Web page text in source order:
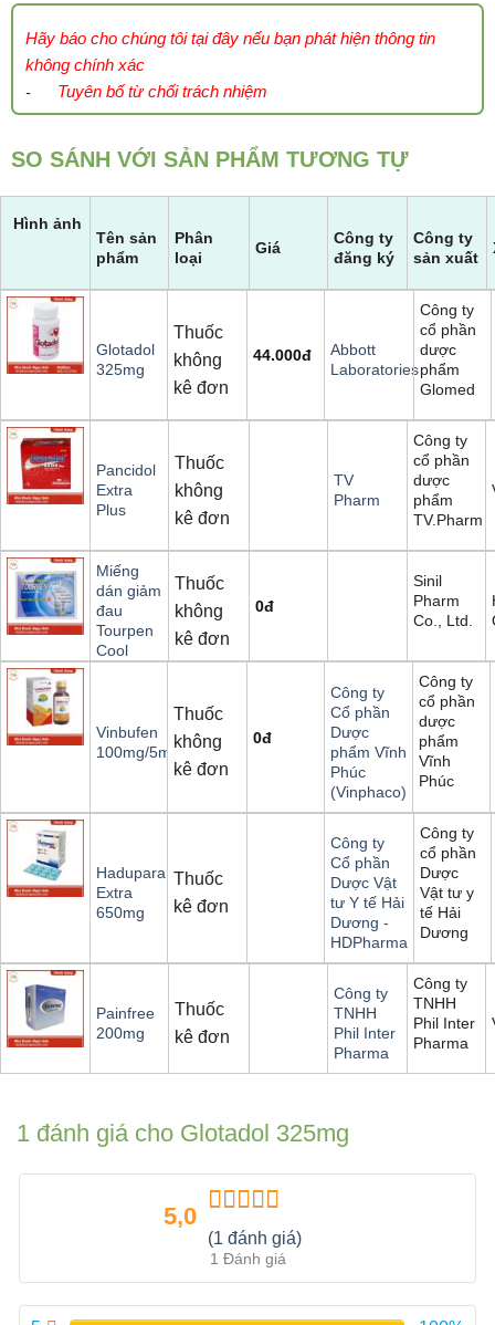
Hãy báo cho chúng tôi tại đây nếu bạn phát hiện thông tin
không chính xác
- Tuyên bố từ chối trách nhiệm
SO SÁNH VỚI SẢN PHẨM TƯƠNG TỰ
Hình ảnh
Tên sản
phẩm
Phân
loại
Giá
Công ty
đăng ký
Công ty
sản xuất
Glotadol
325mg
Thuốc
không
kê đơn
44.000đ
Abbott
Laboratories
Công ty
cổ phần
dược
phẩm
Glomed
Pancidol
Extra
Plus
Thuốc
không
kê đơn
TV
Pharm
Công ty
cổ phần
dược
phẩm
TV.Pharm
Miếng
dán giảm
đau
Tourpen
Cool
Thuốc
không
kê đơn
0đ
Sinil
Pharm
Co., Ltd.
Vinbufen
100mg/5ml
Thuốc
không
kê đơn
0đ
Công ty
Cổ phần
Dược
phẩm Vĩnh
Phúc
(Vinphaco)
Công ty
cổ phần
dược
phẩm
Vĩnh
Phúc
Hadupara
Extra
650mg
Thuốc
kê đơn
Công ty
Cổ phần
Dược Vật
tư Y tế Hải
Dương -
HDPharma
Công ty
cổ phần
Dược
Vật tư y
tế Hải
Dương
Painfree
200mg
Thuốc
kê đơn
Công ty
TNHH
Phil Inter
Pharma
Công ty
TNHH
Phil Inter
Pharma
1 đánh giá cho Glotadol 325mg
5,0
Được xếp
hạng 5.00
sao
(1 đánh giá)
1 Đánh giá